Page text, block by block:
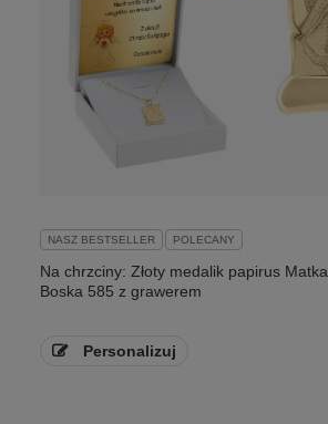
NASZ BESTSELLER POLECANY
Na chrzciny: Złoty medalik papirus Matka
Boska 585 z grawerem
Personalizuj